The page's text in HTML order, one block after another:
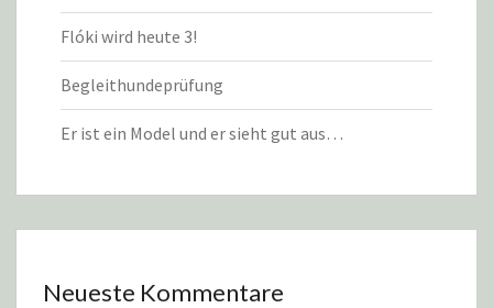
Flóki wird heute 3!
Begleithundeprüfung
Er ist ein Model und er sieht gut aus…
Neueste Kommentare